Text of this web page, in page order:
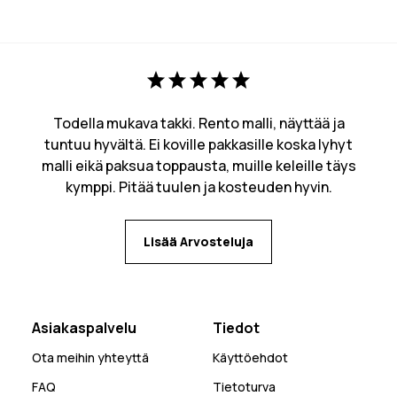
Todella mukava takki. Rento malli, näyttää ja
tuntuu hyvältä. Ei koville pakkasille koska lyhyt
malli eikä paksua toppausta, muille keleille täys
kymppi. Pitää tuulen ja kosteuden hyvin.
Lisää Arvosteluja
Asiakaspalvelu
Ota meihin yhteyttä
FAQ
Tiedot
Käyttöehdot
Tietoturva